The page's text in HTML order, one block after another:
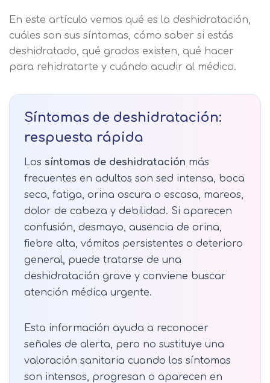
En este artículo vemos qué es la deshidratación,
cuáles son sus síntomas, cómo saber si estás
deshidratado, qué grados existen, qué hacer
para rehidratarte y cuándo acudir al médico.
Síntomas de deshidratación:
respuesta rápida
Los síntomas de deshidratación más
frecuentes en adultos son sed intensa, boca
seca, fatiga, orina oscura o escasa, mareos,
dolor de cabeza y debilidad. Si aparecen
confusión, desmayo, ausencia de orina,
fiebre alta, vómitos persistentes o deterioro
general, puede tratarse de una
deshidratación grave y conviene buscar
atención médica urgente.
Esta información ayuda a reconocer
señales de alerta, pero no sustituye una
valoración sanitaria cuando los síntomas
son intensos, progresan o aparecen en